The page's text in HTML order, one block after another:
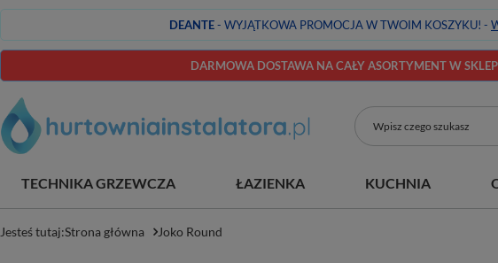
DEANTE- WYJĄTKOWA PROMOCJA W TWOIM KOSZYKU! -
DARMOWA DOSTAWA NA CAŁY ASORTYMENT W
TECHNIKA GRZEWCZA ŁAZIENKA KUCHNIA
Jesteś tutaj:Strona główna Joko Round